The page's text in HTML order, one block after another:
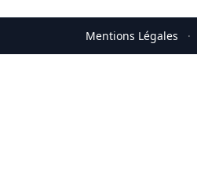
Mentions Légales ·